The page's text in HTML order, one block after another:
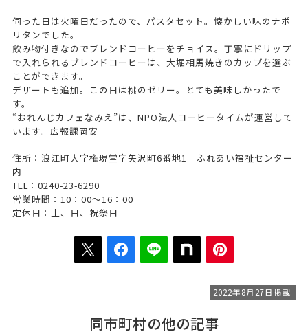
伺った日は火曜日だったので、パスタセット。懐かしい味のナポ
リタンでした。
飲み物付きなのでブレンドコーヒーをチョイス。丁寧にドリップ
で入れられるブレンドコーヒーは、大堀相馬焼きのカップを選ぶ
ことができます。
デザートも追加。この日は桃のゼリー。とても美味しかったで
す。
“おれんじカフェなみえ”は、NPO法人コーヒータイムが運営して
います。広報課岡安
住所：浪江町大字権現堂字矢沢町6番地1 ふれあい福祉センター
内
TEL：0240-23-6290
営業時間：10：00～16：00
定休日：土、日、祝祭日
2022年8月27日掲載
同市町村の他の記事